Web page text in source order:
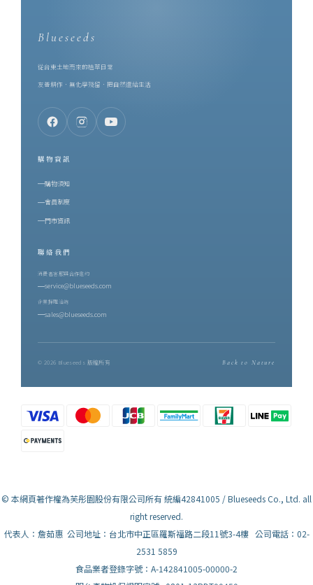
Blueseeds
從台東土地而來的植萃日常
友善耕作．無化學殘留．把自然還給生活
購物資訊
購物須知
會員制度
門市資訊
聯絡我們
消費者客服與合作邀約
service@blueseeds.com
企業採購洽詢
sales@blueseeds.com
© 2026 Blueseeds 版權所有 Back to Nature
© 本網頁著作權為芙彤園股份有限公司所有 統編42841005 / Blueseeds Co., Ltd. all
right reserved.
代表人：詹茹惠 公司地址：台北市中正區羅斯福路二段11號3-4樓 公司電話：02-
2531 5859
食品業者登錄字號：A-142841005-00000-2